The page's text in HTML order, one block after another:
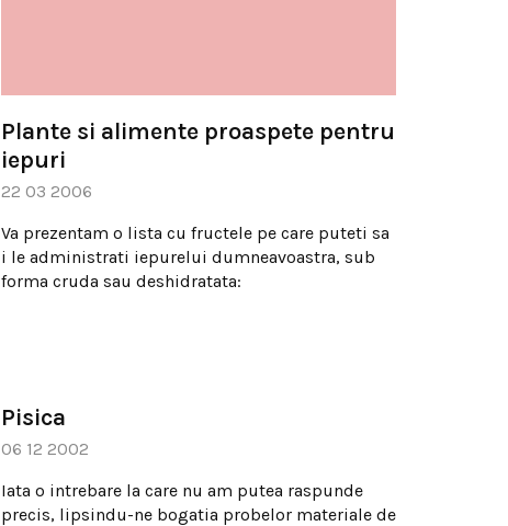
Plante si alimente proaspete pentru
iepuri
22 03 2006
Va prezentam o lista cu fructele pe care puteti sa
i le administrati iepurelui dumneavoastra, sub
forma cruda sau deshidratata:
Pisica
06 12 2002
Iata o intrebare la care nu am putea raspunde
precis, lipsindu-ne bogatia probelor materiale de